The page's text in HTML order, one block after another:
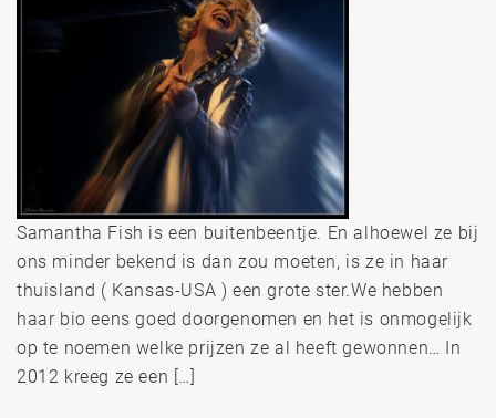
Samantha Fish is een buitenbeentje. En alhoewel ze bij
ons minder bekend is dan zou moeten, is ze in haar
thuisland ( Kansas-USA ) een grote ster.We hebben
haar bio eens goed doorgenomen en het is onmogelijk
op te noemen welke prijzen ze al heeft gewonnen… In
2012 kreeg ze een […]